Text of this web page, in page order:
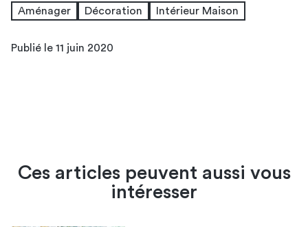
Aménager Décoration Intérieur Maison
Publié le 11 juin 2020
Ces articles peuvent aussi vous
intéresser